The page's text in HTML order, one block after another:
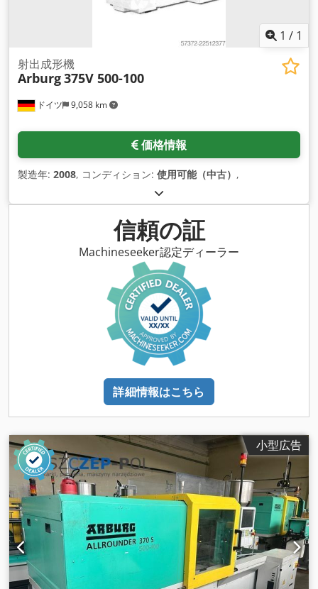
1 / 1
ドイツ 9,058 km
射出成形機
Arburg375V 500-100
価格情報
製造年: 2008, コンディション: 使用可能（中古） ,
信頼の証
Machineseeker認定ディーラー
詳細情報はこちら
小型広告